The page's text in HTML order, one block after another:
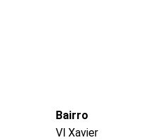
Bairro
Vl Xavier